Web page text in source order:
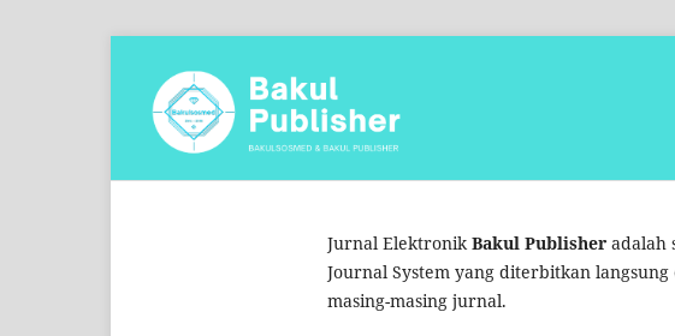
Jurnal ElektronikBakul Publisher adalah
Journal System yang diterbitkan
masing-masing jurnal.